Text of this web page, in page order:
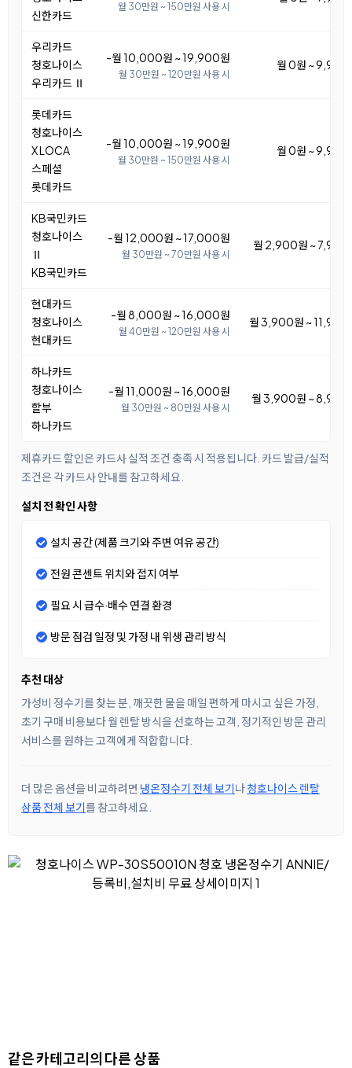
신한카드
월 30만원 ~ 150만원 사용 시
우리카드
청호나이스
우리카드 Ⅱ
-월 10,000원 ~ 19,900원
월 30만원 ~ 120만원 사용 시
월 0원 ~ 9,900
롯데카드
청호나이스
X LOCA
스페셜
롯데카드
-월 10,000원 ~ 19,900원
월 30만원 ~ 150만원 사용 시
월 0원 ~ 9,900
KB국민카드
청호나이스
Ⅱ
KB국민카드
-월 12,000원 ~ 17,000원
월 30만원 ~ 70만원 사용 시
월 2,900원 ~ 7,900
현대카드
청호나이스
현대카드
-월 8,000원 ~ 16,000원
월 40만원 ~ 120만원 사용 시
월 3,900원 ~ 11,900
하나카드
청호나이스
할부
하나카드
-월 11,000원 ~ 16,000원
월 30만원 ~ 80만원 사용 시
월 3,900원 ~ 8,900
제휴카드 할인은 카드사 실적 조건 충족 시 적용됩니다. 카드 발급/실적
조건은 각 카드사 안내를 참고하세요.
설치 전 확인 사항
설치 공간 (제품 크기와 주변 여유 공간)
전원 콘센트 위치와 접지 여부
필요 시 급수·배수 연결 환경
방문 점검 일정 및 가정 내 위생 관리 방식
추천 대상
가성비 정수기를 찾는 분, 깨끗한 물을 매일 편하게 마시고 싶은 가정,
초기 구매 비용보다 월 렌탈 방식을 선호하는 고객, 정기적인 방문 관리
서비스를 원하는 고객에게 적합합니다.
더 많은 옵션을 비교하려면 냉온정수기 전체 보기나청호나이스 렌탈
상품 전체 보기를 참고하세요.
같은 카테고리의 다른 상품